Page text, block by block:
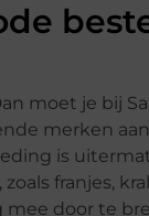
moet je bij
merken
is
franjes,
mee door te